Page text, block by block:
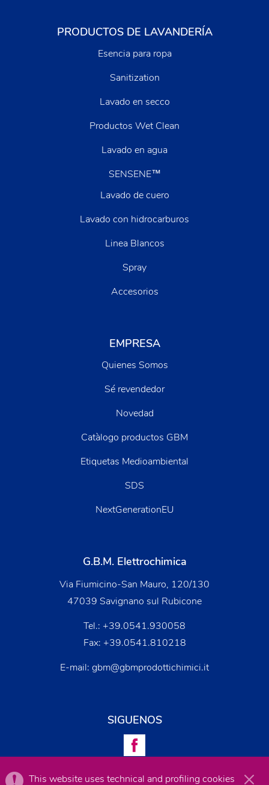
PRODUCTOS DE LAVANDERÍA
Esencia para ropa
Sanitization
Lavado en secco
Productos Wet Clean
Lavado en agua
SENSENE™
Lavado de cuero
Lavado con hidrocarburos
Linea Blancos
Spray
Accesorios
EMPRESA
Quienes Somos
Sé revendedor
Novedad
Catàlogo productos GBM
Etiquetas Medioambiental
SDS
NextGenerationEU
G.B.M. Elettrochimica
Via Fiumicino-San Mauro, 120/130
47039 Savignano sul Rubicone
Tel.: +39.0541.930058
Fax: +39.0541.810218
E-mail: gbm@gbmprodottichimici.it
SIGUENOS
This website uses technical and profiling cookies